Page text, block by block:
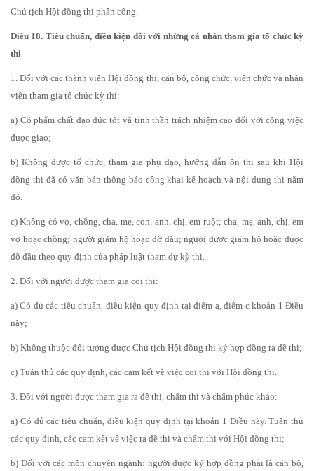
Chủ tịch Hội đồng thi phân công.
Điều 18. Tiêu chuẩn, điều kiện đối với những cá nhân tham gia tổ chức kỳ
thi
1. Đối với các thành viên Hội đồng thi, cán bộ, công chức, viên chức và nhân
viên tham gia tổ chức kỳ thi:
a) Có phẩm chất đạo đức tốt và tinh thần trách nhiệm cao đối với công việc
được giao;
b) Không được tổ chức, tham gia phụ đạo, hướng dẫn ôn thi sau khi Hội
đồng thi đã có văn bản thông báo công khai kế hoạch và nội dung thi năm
đó.
c) Không có vợ, chồng, cha, mẹ, con, anh, chị, em ruột; cha, mẹ, anh, chị, em
vợ hoặc chồng; người giám hộ hoặc đỡ đầu; người được giám hộ hoặc được
đỡ đầu theo quy định của pháp luật tham dự kỳ thi.
2. Đối với người được tham gia coi thi:
a) Có đủ các tiêu chuẩn, điều kiện quy định tại điểm a, điểm c khoản 1 Điều
này;
b) Không thuộc đối tượng được Chủ tịch Hội đồng thi ký hợp đồng ra đề thi;
c) Tuân thủ các quy định, các cam kết về việc coi thi với Hội đồng thi.
3. Đối với người được tham gia ra đề thi, chấm thi và chấm phúc khảo:
a) Có đủ các tiêu chuẩn, điều kiện quy định tại khoản 1 Điều này. Tuân thủ
các quy định, các cam kết về việc ra đề thi và chấm thi với Hội đồng thi;
b) Đối với các môn chuyên ngành: người được ký hợp đồng phải là cán bộ,